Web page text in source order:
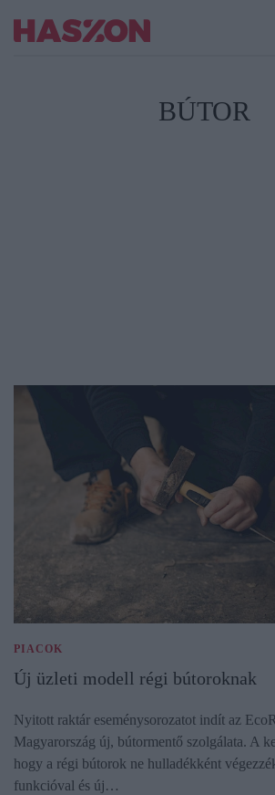
BÚTOR
PIACOK
Új üzleti modell régi bútoroknak
Nyitott raktár eseménysorozatot indít az
Magyarország új, bútormentő szolgálata. A
hogy a régi bútorok ne hulladékként
funkcióval és új…